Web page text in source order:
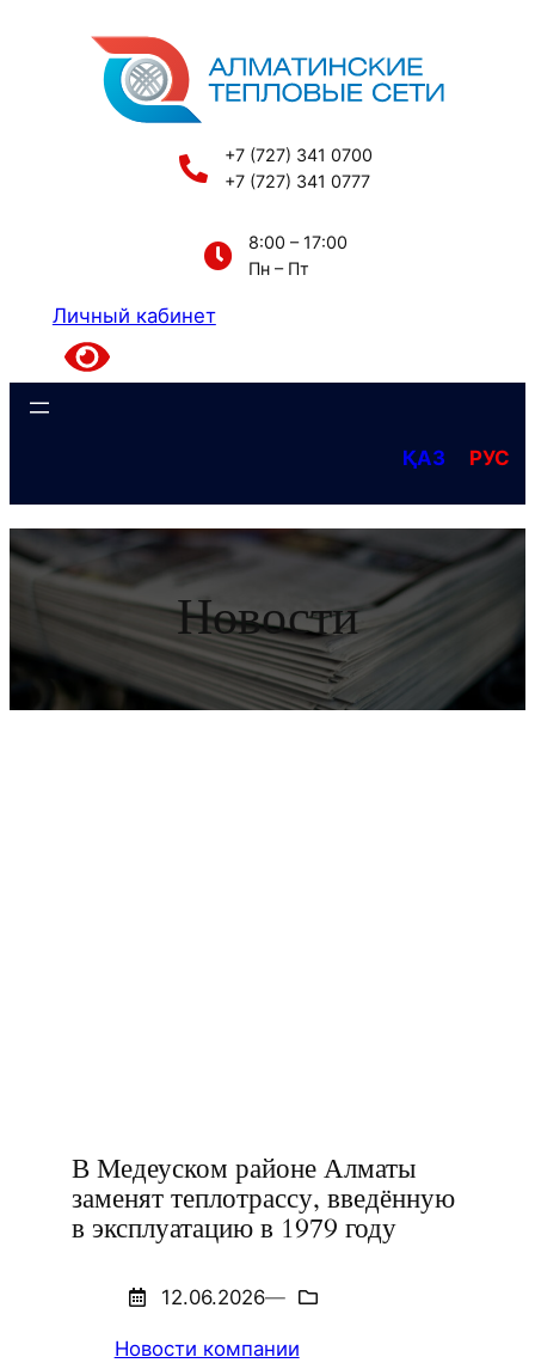
содержимому
+7 (727) 341 0700
+7 (727) 341 0777
8:00 – 17:00
Пн – Пт
Личный кабинет
ҚАЗ РУС
Новости
В Медеуском районе Алматы
заменят теплотрассу, введённую
в эксплуатацию в 1979 году
12.06.2026—
Новости компании